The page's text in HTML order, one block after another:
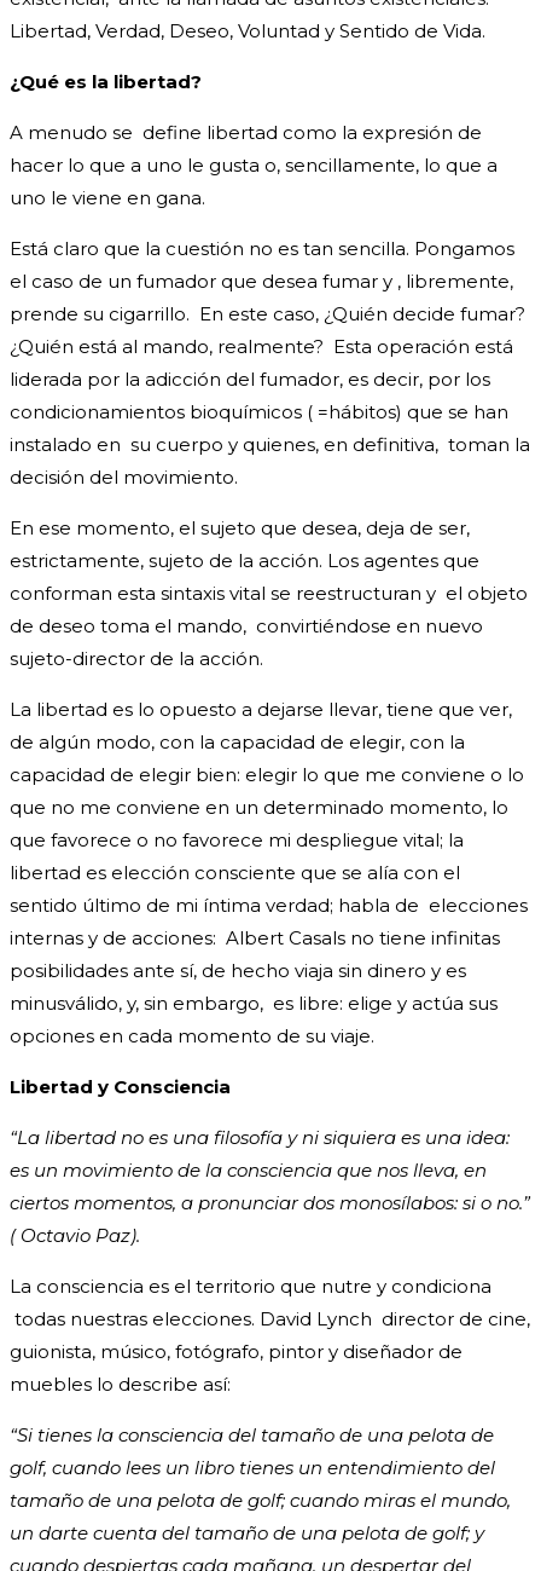
Libertad, Verdad, Deseo, Voluntad y Sentido de Vida.
¿Qué es la libertad?
A menudo se define libertad como la expresión de
hacer lo que a uno le gusta o, sencillamente, lo que a
uno le viene en gana.
Está claro que la cuestión no es tan sencilla. Pongamos
el caso de un fumador que desea fumar y , libremente,
prende su cigarrillo. En este caso, ¿Quién decide fumar?
¿Quién está al mando, realmente? Esta operación está
liderada por la adicción del fumador, es decir, por los
condicionamientos bioquímicos ( =hábitos) que se han
instalado en su cuerpo y quienes, en definitiva, toman la
decisión del movimiento.
En ese momento, el sujeto que desea, deja de ser,
estrictamente, sujeto de la acción. Los agentes que
conforman esta sintaxis vital se reestructuran y el objeto
de deseo toma el mando, convirtiéndose en nuevo
sujeto-director de la acción.
La libertad es lo opuesto a dejarse llevar, tiene que ver,
de algún modo, con la capacidad de elegir, con la
capacidad de elegir bien: elegir lo que me conviene o lo
que no me conviene en un determinado momento, lo
que favorece o no favorece mi despliegue vital; la
libertad es elección consciente que se alía con el
sentido último de mi íntima verdad; habla de elecciones
internas y de acciones: Albert Casals no tiene infinitas
posibilidades ante sí, de hecho viaja sin dinero y es
minusválido, y, sin embargo, es libre: elige y actúa sus
opciones en cada momento de su viaje.
Libertad y Consciencia
“La libertad no es una filosofía y ni siquiera es una idea:
es un movimiento de la consciencia que nos lleva, en
ciertos momentos, a pronunciar dos monosílabos: si o no.”
( Octavio Paz).
La consciencia es el territorio que nutre y condiciona
todas nuestras elecciones. David Lynch director de cine,
guionista, músico, fotógrafo, pintor y diseñador de
muebles lo describe así:
“Si tienes la consciencia del tamaño de una pelota de
golf, cuando lees un libro tienes un entendimiento del
tamaño de una pelota de golf; cuando miras el mundo,
un darte cuenta del tamaño de una pelota de golf; y
cuando despiertas cada mañana, un despertar del